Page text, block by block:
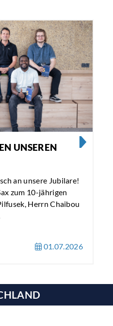
UNSEREN
an unsere Jubilare!
zum 10-jährigen
Herrn Chaibou
01.07.2026